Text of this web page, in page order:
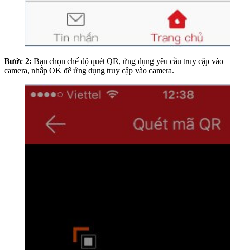
Bước 2: Bạn chọn chế độ quét QR, ứng dụng yêu cầu truy cập vào
camera, nhấp OK để ứng dụng truy cập vào camera.